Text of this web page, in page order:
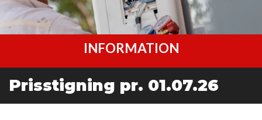
INFORMATION
Prisstigning pr. 01.07.26